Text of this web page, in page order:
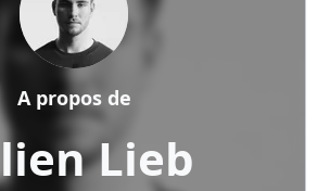
Lieb
A propos de